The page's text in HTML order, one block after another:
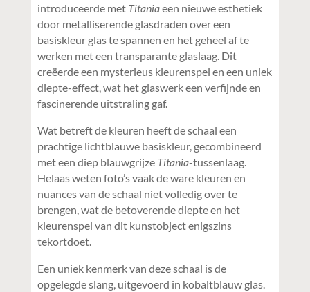
introduceerde met Titaniaeen nieuwe esthetiek
door metalliserende glasdraden over een
basiskleur glas te spannen en het geheel af te
werken met een transparante glaslaag. Dit
creëerde een mysterieus kleurenspel en een uniek
diepte-effect, wat het glaswerk een verfijnde en
fascinerende uitstraling gaf.
Wat betreft de kleuren heeft de schaal een
prachtige lichtblauwe basiskleur, gecombineerd
met een diep blauwgrijze Titania-tussenlaag.
Helaas weten foto’s vaak de ware kleuren en
nuances van de schaal niet volledig over te
brengen, wat de betoverende diepte en het
kleurenspel van dit kunstobject enigszins
tekortdoet.
Een uniek kenmerk van deze schaal is de
opgelegde slang, uitgevoerd in kobaltblauw glas.